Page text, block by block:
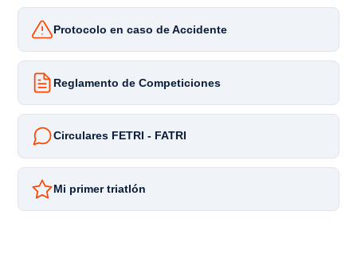
Protocolo en caso de Accidente
Reglamento de Competiciones
Circulares FETRI - FATRI
Mi primer triatlón